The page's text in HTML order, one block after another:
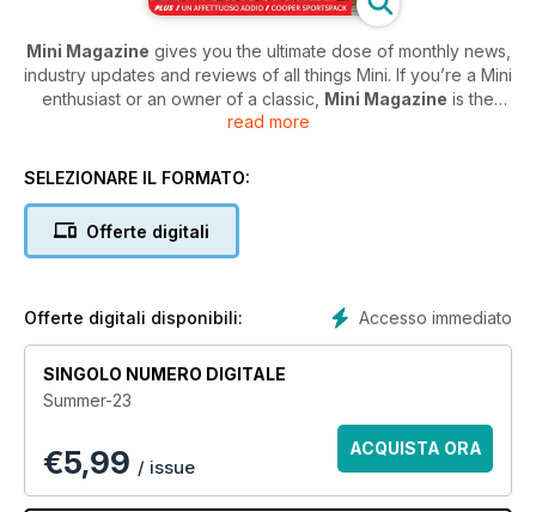
Mini Magazine gives you the ultimate dose of monthly news,
industry updates and reviews of all things Mini. If you’re a Mini
enthusiast or an owner of a classic, Mini Magazine is the
perfect companion for you. The magazine is packed full of
month delivered straight to your fingertips - you can access it
from wherever you are and always get the latest on all things
subscription.
Magazine today! A must-read for all Mini enthusiasts out
read more
SELEZIONARE IL FORMATO:
Offerte digitali
Accesso immediato
Offerte digitali disponibili:
SINGOLO NUMERO DIGITALE
Summer-23
€5,99 / issue
ACQUISTA ORA